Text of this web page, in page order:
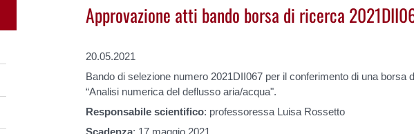
Approvazione atti bando borsa di ricerca
20.05.2021
Bando di selezione numero 2021DII067 per il conferimento di una borsa
“Analisi numerica del deflusso aria/acqua".
Responsabile scientifico: professoressa Luisa Rossetto
Scadenza: 17 maggio 2021